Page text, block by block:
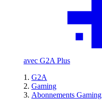
avec G2A Plus
G2A
Gaming
Abonnements Gaming